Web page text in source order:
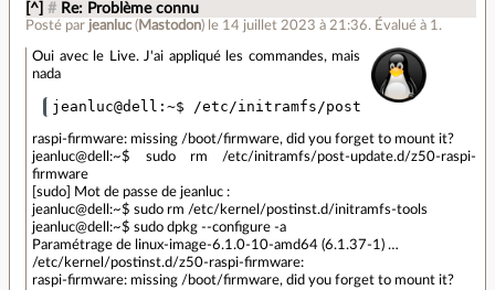
[^] # Re: Problème connu
Posté par jeanluc( Mastodon) le 14 juillet 2023 à 21:36. Évalué à 1 .
Oui avec le Live. J'ai appliqué les commandes, mais
nada
raspi-firmware: missing /boot/firmware, did you forget to mount it?
jeanluc@dell:~$ sudo rm /etc/initramfs/post-update.d/z50-raspi-
firmware
[sudo] Mot de passe de jeanluc :
jeanluc@dell:~$ sudo rm /etc/kernel/postinst.d/initramfs-tools
jeanluc@dell:~$ sudo dpkg --configure -a
Paramétrage de linux-image-6.1.0-10-amd64 (6.1.37-1) …
/etc/kernel/postinst.d/z50-raspi-firmware:
raspi-firmware: missing /boot/firmware, did you forget to mount it?